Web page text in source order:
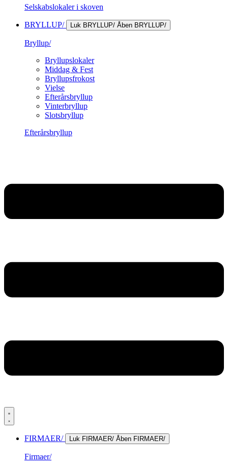
Selskabslokaler i skoven
BRYLLUP/ Luk BRYLLUP/ Åben BRYLLUP/
Bryllup/
Bryllupslokaler
Middag & Fest
Bryllupsfrokost
Vielse
Efterårsbryllup
Vinterbryllup
Slotsbryllup
Efterårsbryllup
FIRMAER/ Luk FIRMAER/ Åben FIRMAER/
Firmaer/